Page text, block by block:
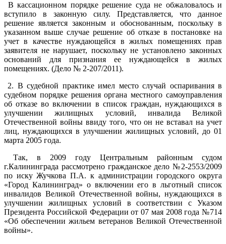
В кассационном порядке решение суда не обжаловалось и
вступило в законную силу. Представляется, что данное
решение является законным и обоснованным, поскольку в
указанном выше случае решение об отказе в постановке на
учет в качестве нуждающейся в жилых помещениях прав
заявителя не нарушает, поскольку не установлено законных
оснований для признания ее нуждающейся в жилых
помещениях. (Дело № 2-207/2011).
2. В судебной практике имел место случай оспаривания в
судебном порядке решения органа местного самоуправления
об отказе во включении в список граждан, нуждающихся в
улучшении жилищных условий, инвалида Великой
Отечественной войны ввиду того, что он не вставал на учет
лиц, нуждающихся в улучшении жилищных условий, до 01
марта 2005 года.
Так, в 2009 году Центральным районным судом
г.Калининграда рассмотрено гражданское дело №2-2553/2009
по иску Жучкова П.А. к администрации городского округа
«Город Калининград» о включении его в льготный список
инвалидов Великой Отечественной войны, нуждающихся в
улучшении жилищных условий в соответствии с Указом
Президента Российской Федерации от 07 мая 2008 года №714
«Об обеспечении жильем ветеранов Великой Отечественной
войны».